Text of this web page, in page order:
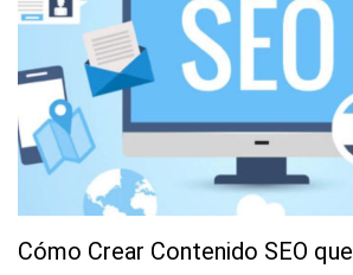
Cómo Crear Contenido SEO